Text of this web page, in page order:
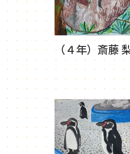
（４年）斎藤